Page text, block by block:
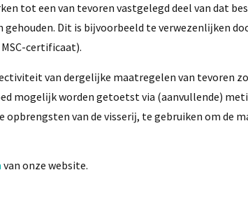
tot een van tevoren vastgelegd deel van dat
Dit is bĳvoorbeeld te verwezenlĳken
certificaat).
van dergelĳke maatregelen van tevoren
mogelĳk worden getoetst via (aanvullende)
van de visserĳ, te gebruiken om de
van onze website.